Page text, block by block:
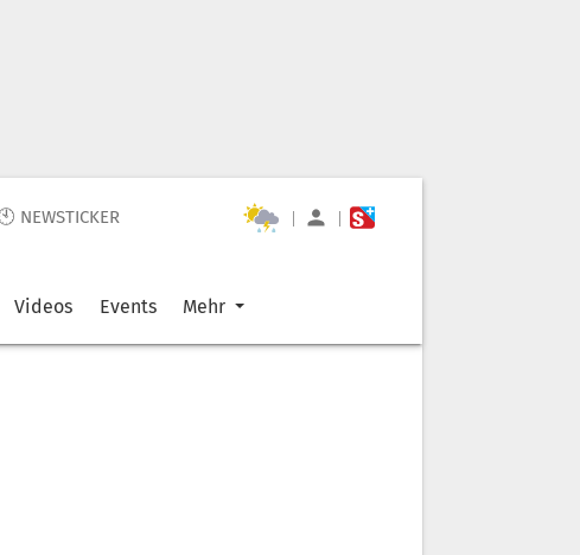
NEWSTICKER | |
Videos Events Mehr